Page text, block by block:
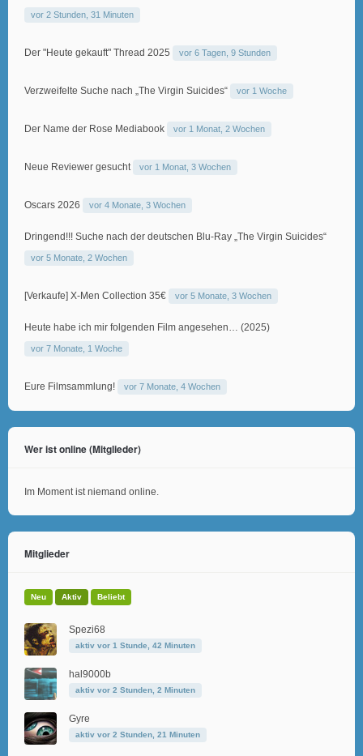
vor 2 Stunden, 31 Minuten
Der "Heute gekauft" Thread 2025 vor 6 Tagen, 9 Stunden
Verzweifelte Suche nach „The Virgin Suicides“ vor 1 Woche
Der Name der Rose Mediabook vor 1 Monat, 2 Wochen
Neue Reviewer gesucht vor 1 Monat, 3 Wochen
Oscars 2026 vor 4 Monate, 3 Wochen
Dringend!!! Suche nach der deutschen Blu-Ray „The Virgin Suicides“
vor 5 Monate, 2 Wochen
[Verkaufe] X-Men Collection 35€ vor 5 Monate, 3 Wochen
Heute habe ich mir folgenden Film angesehen… (2025)
vor 7 Monate, 1 Woche
Eure Filmsammlung! vor 7 Monate, 4 Wochen
Wer ist online (Mitglieder)
Im Moment ist niemand online.
Mitglieder
Neu Aktiv Beliebt
Spezi68
aktiv vor 1 Stunde, 42 Minuten
hal9000b
aktiv vor 2 Stunden, 2 Minuten
Gyre
aktiv vor 2 Stunden, 21 Minuten